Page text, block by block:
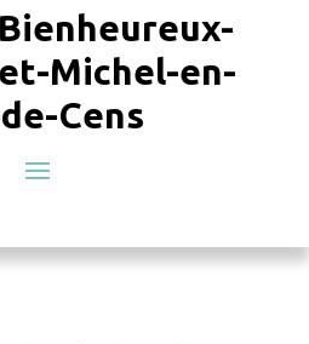
Michel-en-
Cens